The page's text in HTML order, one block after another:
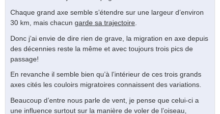
Chaque grand axe semble s’étendre sur une largeur d’environ
30 km, mais chacun garde sa trajectoire
Donc j’ai envie de dire rien de grave, la migration en axe depuis
des décennies reste la même et avec toujours trois pics de
passage!
En revanche il semble bien qu’à l’intérieur de ces trois grands
axes cités les couloirs migratoires connaissent des variations.
Beaucoup d’entre nous parle de vent, je pense que celui-ci a
une influence surtout sur la manière de voler de l’oiseau,